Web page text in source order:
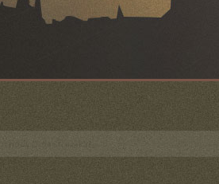
Dnia Strażaka!